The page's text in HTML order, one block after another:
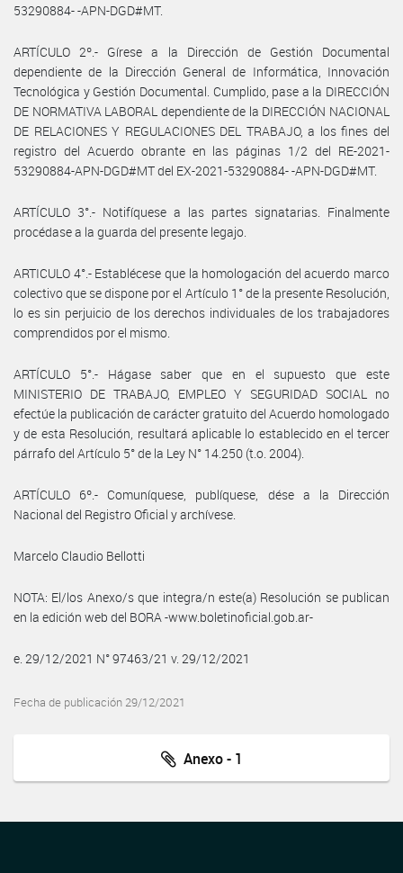
53290884- -APN-DGD#MT.
ARTÍCULO 2º.- Gírese a la Dirección de Gestión Documental
dependiente de la Dirección General de Informática, Innovación
Tecnológica y Gestión Documental. Cumplido, pase a la DIRECCIÓN
DE NORMATIVA LABORAL dependiente de la DIRECCIÓN NACIONAL
DE RELACIONES Y REGULACIONES DEL TRABAJO, a los fines del
registro del Acuerdo obrante en las páginas 1/2 del RE-2021-
53290884-APN-DGD#MT del EX-2021-53290884- -APN-DGD#MT.
ARTÍCULO 3°.- Notifíquese a las partes signatarias. Finalmente
procédase a la guarda del presente legajo.
ARTICULO 4°.- Establécese que la homologación del acuerdo marco
colectivo que se dispone por el Artículo 1° de la presente Resolución,
lo es sin perjuicio de los derechos individuales de los trabajadores
comprendidos por el mismo.
ARTÍCULO 5°.- Hágase saber que en el supuesto que este
MINISTERIO DE TRABAJO, EMPLEO Y SEGURIDAD SOCIAL no
efectúe la publicación de carácter gratuito del Acuerdo homologado
y de esta Resolución, resultará aplicable lo establecido en el tercer
párrafo del Artículo 5° de la Ley N° 14.250 (t.o. 2004).
ARTÍCULO 6º.- Comuníquese, publíquese, dése a la Dirección
Nacional del Registro Oficial y archívese.
Marcelo Claudio Bellotti
NOTA: El/los Anexo/s que integra/n este(a) Resolución se publican
en la edición web del BORA -www.boletinoficial.gob.ar-
e. 29/12/2021 N° 97463/21 v. 29/12/2021
Fecha de publicación 29/12/2021
Anexo - 1